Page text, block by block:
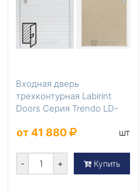
Входная дверь
трехконтурная Labirint
Doors Серия Trendo LD-
от 41 880 шт
- + Купить